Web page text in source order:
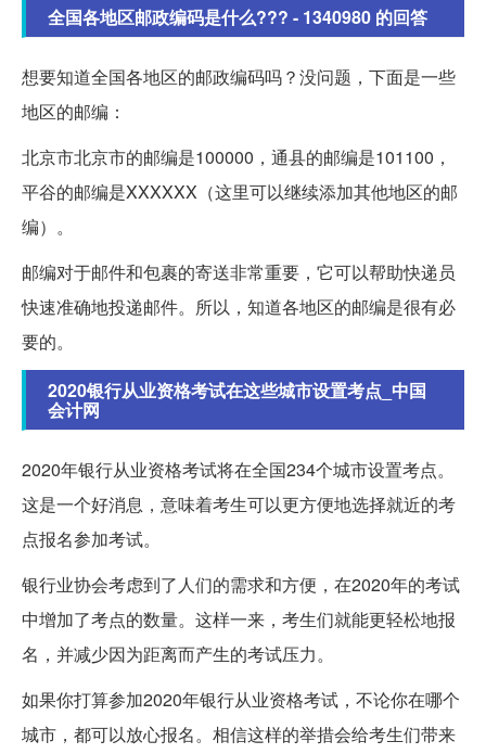
全国各地区邮政编码是什么??? - 1340980 的回答
想要知道全国各地区的邮政编码吗？没问题，下面是一些
地区的邮编：
北京市北京市的邮编是100000，通县的邮编是101100，
平谷的邮编是XXXXXX（这里可以继续添加其他地区的邮
编）。
邮编对于邮件和包裹的寄送非常重要，它可以帮助快递员
快速准确地投递邮件。所以，知道各地区的邮编是很有必
要的。
2020银行从业资格考试在这些城市设置考点_中国
会计网
2020年银行从业资格考试将在全国234个城市设置考点。
这是一个好消息，意味着考生可以更方便地选择就近的考
点报名参加考试。
银行业协会考虑到了人们的需求和方便，在2020年的考试
中增加了考点的数量。这样一来，考生们就能更轻松地报
名，并减少因为距离而产生的考试压力。
如果你打算参加2020年银行从业资格考试，不论你在哪个
城市，都可以放心报名。相信这样的举措会给考生们带来